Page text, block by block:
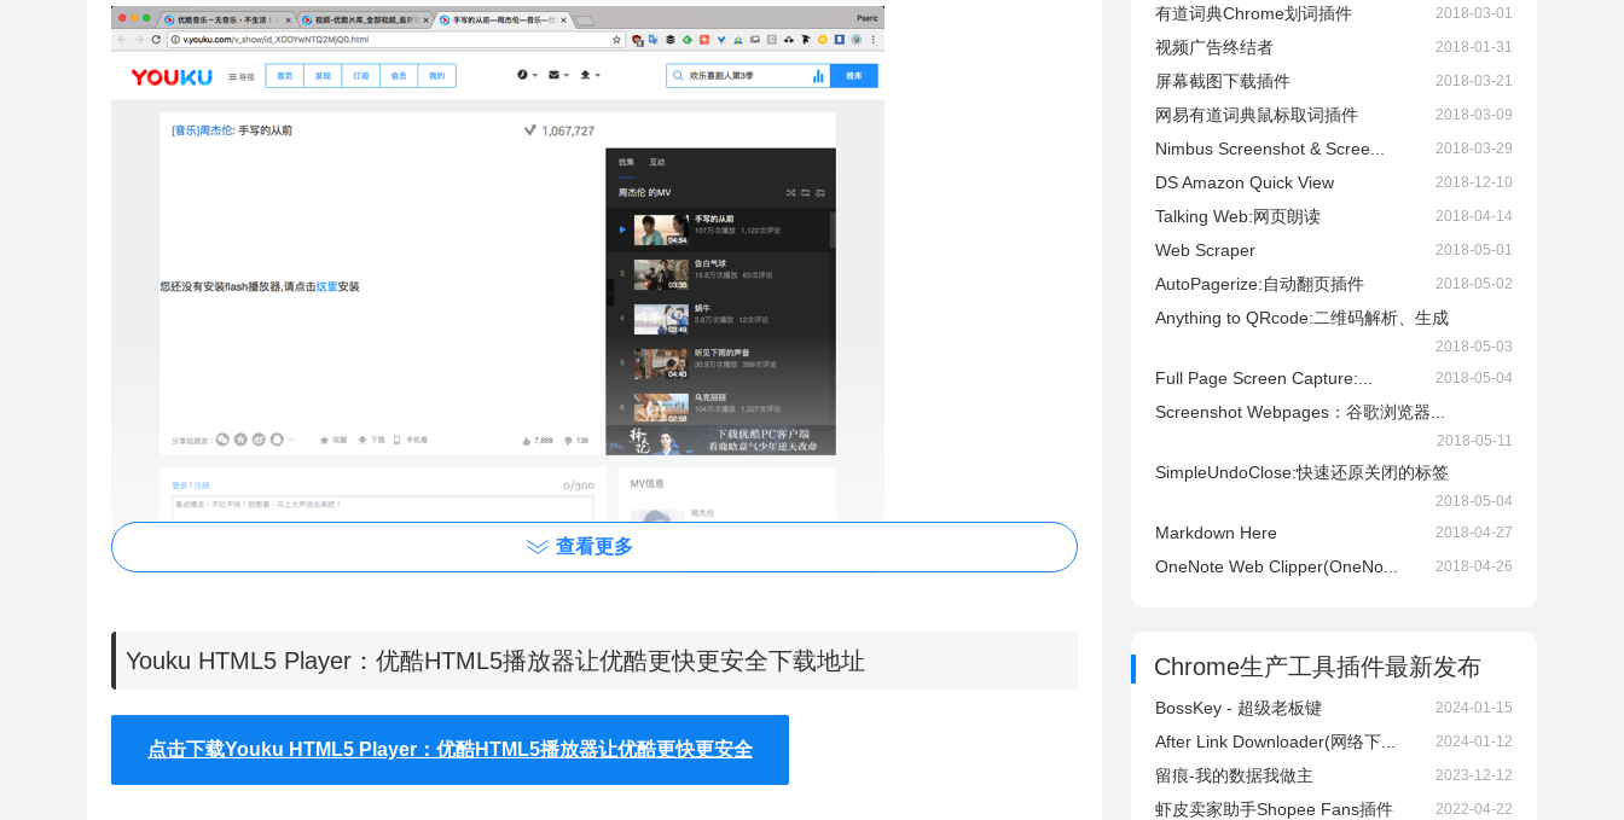
Youku HTML5 Player扩展使用方法
查看更多
Youku HTML5 Player：优酷HTML5播放器让优酷更快更安全下载地址
点击下载Youku HTML5 Player：优酷HTML5播放器让优酷更快更安全
有道词典Chrome划词插件 2018-03-01
视频广告终结者 2018-01-31
屏幕截图下载插件 2018-03-21
网易有道词典鼠标取词插件 2018-03-09
Nimbus Screenshot & Scree... 2018-03-29
DS Amazon Quick View 2018-12-10
Talking Web:网页朗读 2018-04-14
Web Scraper 2018-05-01
AutoPagerize:自动翻页插件 2018-05-02
Anything to QRcode:二维码解析、生成
2018-05-03
Full Page Screen Capture:... 2018-05-04
Screenshot Webpages：谷歌浏览器...
2018-05-11
SimpleUndoClose:快速还原关闭的标签
2018-05-04
Markdown Here 2018-04-27
OneNote Web Clipper(OneNo... 2018-04-26
Chrome生产工具插件最新发布
BossKey - 超级老板键 2024-01-15
After Link Downloader(网络下... 2024-01-12
留痕-我的数据我做主 2023-12-12
虾皮卖家助手Shopee Fans插件 2022-04-22